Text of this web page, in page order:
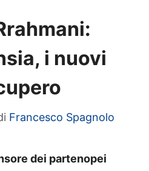
i nuovi
Francesco Spagnolo
dei partenopei